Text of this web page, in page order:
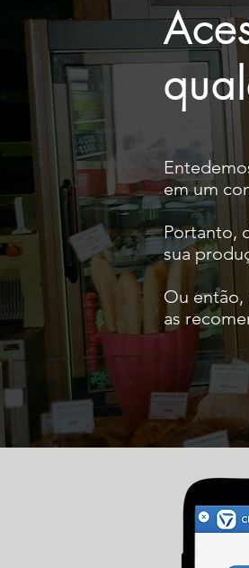
em um
Portanto,
sua
Ou então,
as